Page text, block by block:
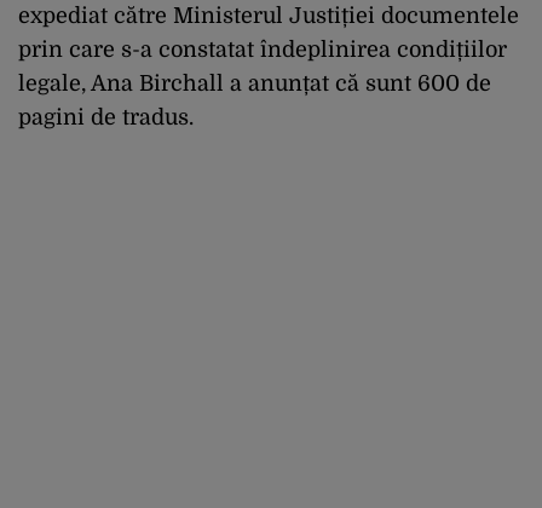
expediat către Ministerul Justiției documentele
prin care s-a constatat îndeplinirea condițiilor
legale, Ana Birchall a anunțat că sunt 600 de
pagini de tradus.